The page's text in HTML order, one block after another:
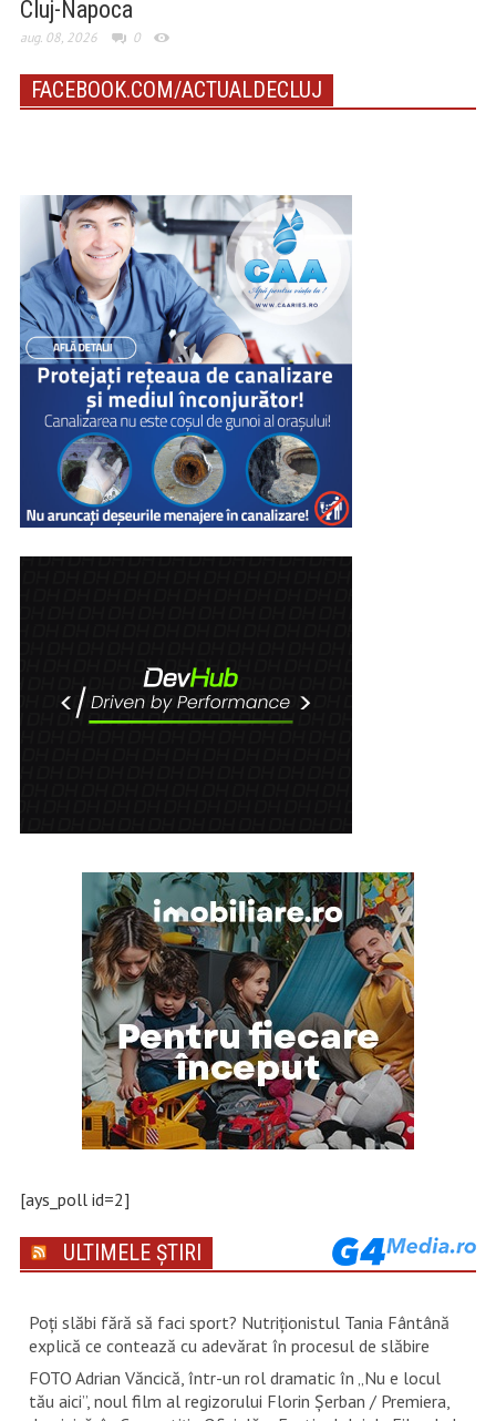
Cluj-Napoca
aug. 08, 2026 0
FACEBOOK.COM/ACTUALDECLUJ
[ays_poll id=2]
ULTIMELE ȘTIRI
Poți slăbi fără să faci sport? Nutriționistul Tania Fântână
explică ce contează cu adevărat în procesul de slăbire
FOTO Adrian Văncică, într-un rol dramatic în „Nu e locul
tău aici”, noul film al regizorului Florin Șerban / Premiera,